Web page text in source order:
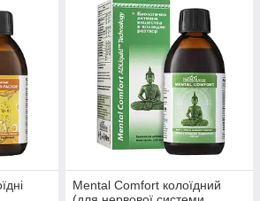
Mental Comfort колоїдний